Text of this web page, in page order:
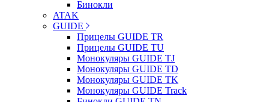
Бинокли
ATAK
GUIDE
Прицелы GUIDE TR
Прицелы GUIDE TU
Монокуляры GUIDE TJ
Монокуляры GUIDE TD
Монокуляры GUIDE TK
Монокуляры GUIDE Track